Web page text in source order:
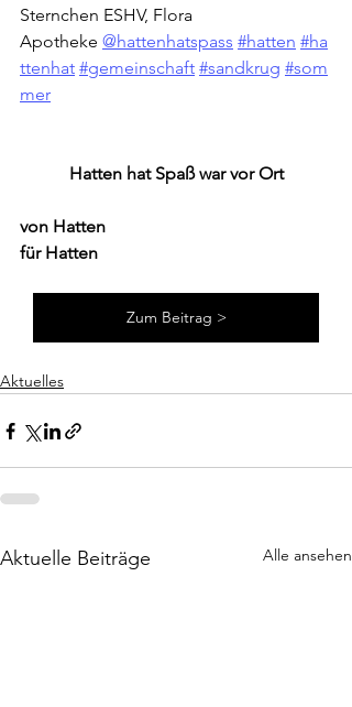
Sternchen ESHV, Flora
Apotheke @hattenhatspass #hatten #ha
ttenhat #gemeinschaft #sandkrug #som
mer
Hatten hat Spaß war vor Ort
von Hatten
für Hatten
Zum Beitrag >
Aktuelles
Aktuelle Beiträge Alle ansehen